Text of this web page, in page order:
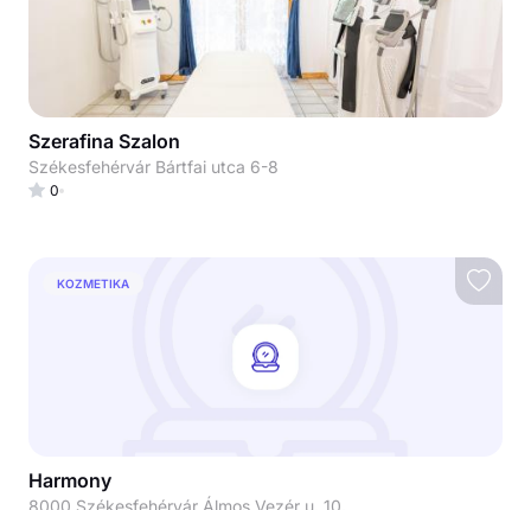
Szerafina Szalon
Székesfehérvár Bártfai utca 6-8
0
KOZMETIKA
Harmony
8000 Székesfehérvár Álmos Vezér u. 10.